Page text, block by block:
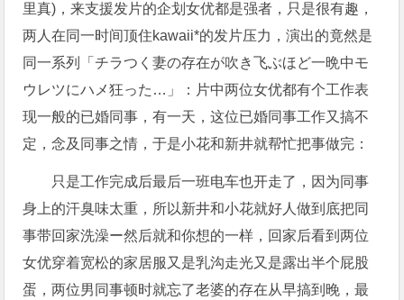
里真)，来支援发片的企划女优都是强者，只是很有趣，
两人在同一时间顶住kawaii*的发片压力，演出的竟然是
同一系列「チラつく妻の存在が吹き飞ぶほど一晩中モ
ウレツにハメ狂った…」：片中两位女优都有个工作表
现一般的已婚同事，有一天，这位已婚同事工作又搞不
定，念及同事之情，于是小花和新井就帮忙把事做完：
只是工作完成后最后一班电车也开走了，因为同事
身上的汗臭味太重，所以新井和小花就好人做到底把同
事带回家洗澡ー然后就和你想的一样，回家后看到两位
女优穿着宽松的家居服又是乳沟走光又是露出半个屁股
蛋，两位男同事顿时就忘了老婆的存在从早搞到晚，最